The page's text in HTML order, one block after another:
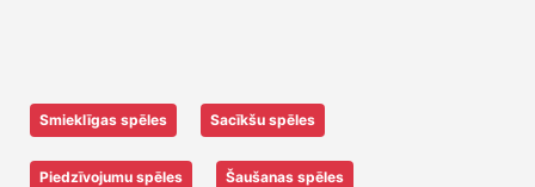
Smieklīgas spēles Sacīkšu spēles
Piedzīvojumu spēles Šaušanas spēles